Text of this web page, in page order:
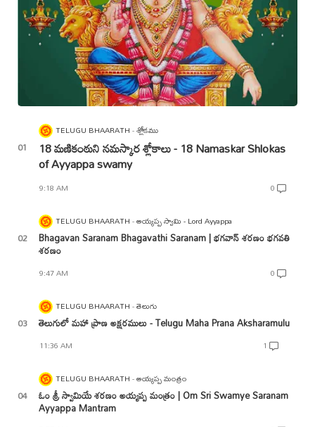
TELUGU BHAARATH శ్లోకము
18 మణికంఠుని నమస్కార శ్లోకాలు - 18 Namaskar Shlokas
of Ayyappa swamy
9:18 AM 0
TELUGU BHAARATH అయ్యప్ప స్వామి - Lord Ayyappa
Bhagavan Saranam Bhagavathi Saranam | భగవాన్ శరణం భగవతి
శరణం
9:47 AM 0
TELUGU BHAARATH తెలుగు
తెలుగులో మహా ప్రాణ అక్షరములు - Telugu Maha Prana Aksharamulu
11:36 AM 1
TELUGU BHAARATH అయ్యప్ప మంత్రం
ఓం శ్రీ స్వామియే శరణం అయ్యప్ప మంత్రం | Om Sri Swamye Saranam
Ayyappa Mantram